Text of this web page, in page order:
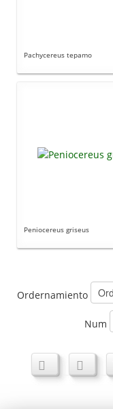
Pachycereus tepamo
Peniocereus griseus
Ordernamiento
Num